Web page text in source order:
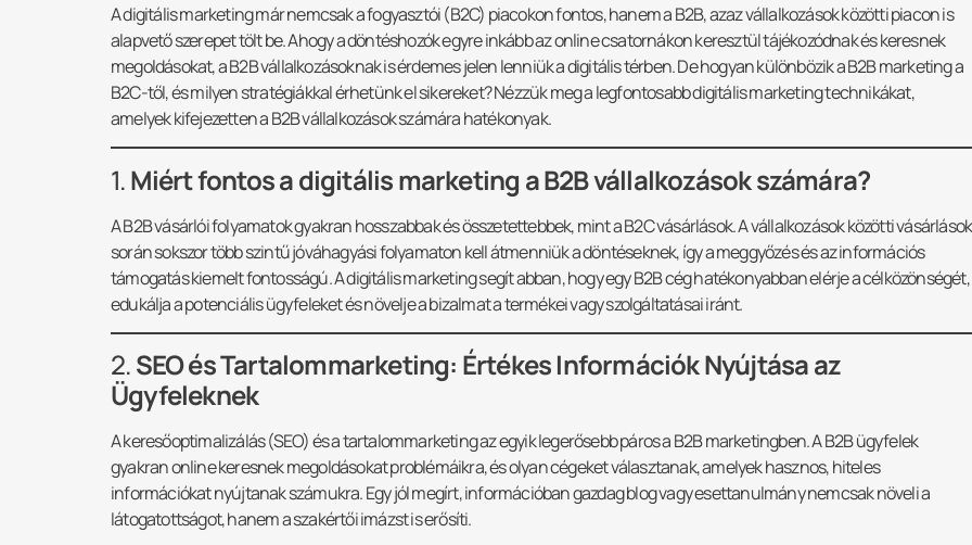
A digitális marketing már nemcsak a fogyasztói (B2C) piacokon fontos, hanem a B2B, azaz vállalkozások közötti piacon is
alapvető szerepet tölt be. Ahogy a döntéshozók egyre inkább az online csatornákon keresztül tájékozódnak és keresnek
megoldásokat, a B2B vállalkozásoknak is érdemes jelen lenniük a digitális térben. De hogyan különbözik a B2B marketing a
B2C-től, és milyen stratégiákkal érhetünk el sikereket? Nézzük meg a legfontosabb digitális marketing technikákat,
amelyek kifejezetten a B2B vállalkozások számára hatékonyak.
1.Miért fontos a digitális marketing a B2B vállalkozások számára?
A B2B vásárlói folyamatok gyakran hosszabbak és összetettebbek, mint a B2C vásárlások. A vállalkozások közötti vásárlások
során sokszor több szintű jóváhagyási folyamaton kell átmenniük a döntéseknek, így a meggyőzés és az információs
támogatás kiemelt fontosságú. A digitális marketing segít abban, hogy egy B2B cég hatékonyabban elérje a célközönségét,
edukálja a potenciális ügyfeleket és növelje a bizalmat a termékei vagy szolgáltatásai iránt.
2.SEO és Tartalommarketing: Értékes Információk Nyújtása az
Ügyfeleknek
A keresőoptimalizálás (SEO) és a tartalommarketing az egyik legerősebb páros a B2B marketingben. A B2B ügyfelek
gyakran online keresnek megoldásokat problémáikra, és olyan cégeket választanak, amelyek hasznos, hiteles
információkat nyújtanak számukra. Egy jól megírt, információban gazdag blog vagy esettanulmány nemcsak növeli a
látogatottságot, hanem a szakértői imázst is erősíti.